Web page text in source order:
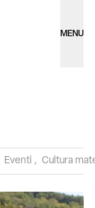
MENU
Eventi , Cultura